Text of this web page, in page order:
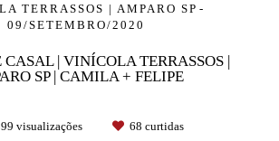
TERRASSOS | AMPARO SP
09/SETEMBRO/2020
CASAL | VINÍCOLA TERRASSOS |
SP | CAMILA + FELIPE
visualizações 68 curtidas